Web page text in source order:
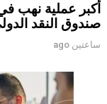
أكبر عملية نهب
صندوق النقد
ساعتين ago